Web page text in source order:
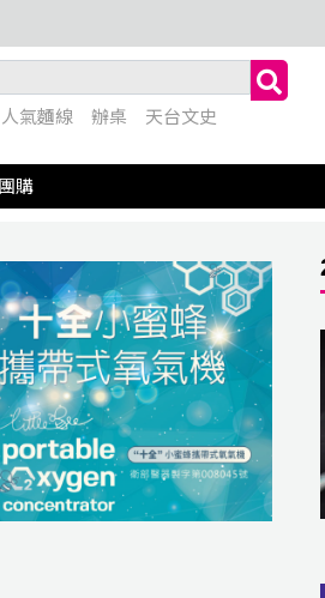
購
人氣麵線 辦桌 天台文史